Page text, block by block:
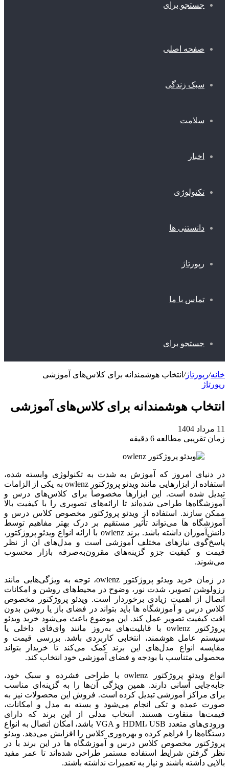
جستجو برای
صفحه اصلی
سبک زندگی
سلامت
اخبار
تکنولوژی
دانستنی ها
رپورتاژ
تماس با ما
جستجو برای
خانه/رپورتاژ/ انتخاب هوشمندانه برای کلاس‌های آموزشی
رپورتاژ
انتخاب هوشمندانه برای کلاس‌های آموزشی
11 مرداد 1404
زمان تقریبی مطالعه 6 دقیقه
در دنیای امروز که آموزش به شدت به تکنولوژی وابسته شده،
استفاده از ابزارهایی مانند ویدئو پروژکتور owlenz به یکی از الزامات
تبدیل شده است. این ابزارها مخصوصاً برای کلاس‌های درس و
آموزشگاه‌ها طراحی شده‌اند تا ارائه‌های تصویری را با کیفیت بالا
ممکن سازند. استفاده از ویدئو پروژکتور مخصوص کلاس درس و
آموزشگاه ها می‌تواند تأثیر مستقیم بر درک بهتر مفاهیم توسط
دانش‌آموزان داشته باشد. برند owlenz با ارائه انواع ویدئو پروژکتور،
پاسخ‌گوی نیازهای مختلف آموزشی است و مدل‌های آن از نظر
قیمت و کیفیت جزو گزینه‌های مقرون‌به‌صرفه بازار محسوب
می‌شوند.
در زمان خرید ویدئو پروژکتور owlenz، توجه به ویژگی‌هایی مانند
رزولوشن تصویر، شدت نور، وضوح در محیط‌های روشن و امکانات
اتصال از اهمیت زیادی برخوردار است. ویدئو پروژکتور مخصوص
کلاس درس و آموزشگاه ها باید بتواند در فضای باز یا روشن بدون
افت کیفیت تصویر عمل کند. این موضوع باعث می‌شود خرید ویدئو
پروژکتور owlenz با قابلیت‌های به‌روز مانند وای‌فای داخلی یا
سیستم عامل هوشمند، انتخابی کاربردی باشد. بررسی قیمت و
مقایسه انواع مدل‌های این برند کمک می‌کند تا خریدار بتواند
محصولی متناسب با بودجه و فضای آموزشی خود انتخاب کند.
انواع ویدئو پروژکتور owlenz با طراحی فشرده و سبک خود،
جابه‌جایی آسانی دارند. همین ویژگی آن‌ها را به گزینه‌ای مناسب
برای مراکز آموزشی تبدیل کرده است. فروش این محصولات نیز به
صورت عمده و تکی انجام می‌شود و بسته به مدل و امکانات،
قیمت‌ها متفاوت هستند. انتخاب مدلی از این برند که دارای
ورودی‌های متعدد HDMI، USB و VGA باشد، امکان اتصال به انواع
دستگاه‌ها را فراهم کرده و بهره‌وری کلاس را افزایش می‌دهد. ویدئو
پروژکتور مخصوص کلاس درس و آموزشگاه ها در این برند با در
نظر گرفتن شرایط استفاده مستمر طراحی شده‌اند تا عمر مفید
بالایی داشته باشند و نیاز به تعمیرات نداشته باشند.